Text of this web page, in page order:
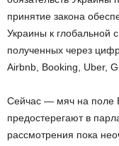
принятие закона
Украины к глобальной
полученных через
Airbnb, Booking, Uber,
Сейчас — мяч на поле
предостерегают в
рассмотрения пока